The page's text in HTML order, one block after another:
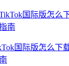
国际版怎么下